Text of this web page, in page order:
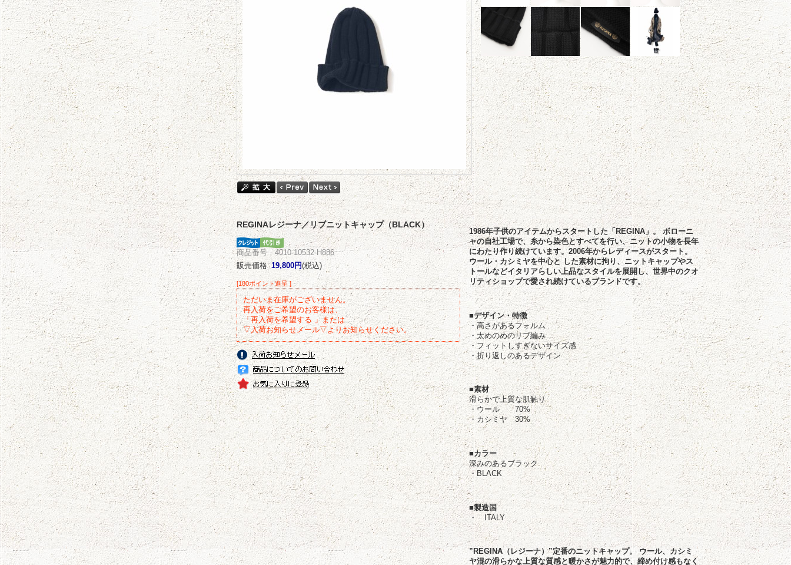
1986年子供のアイテムからスタートした「REGINA」。 ボローニ
ャの自社工場で、糸から染色とすべてを行い、ニットの小物を長年
にわたり作り続けています。2006年からレディースがスタート。
ウール・カシミヤを中心と した素材に拘り、ニットキャップやス
トールなどイタリアらしい上品なスタイルを展開し、世界中のクオ
リティショップで愛され続けているブランドです。
■デザイン・特徴
・高さがあるフォルム
・太めのめのリブ編み
・フィットしすぎないサイズ感
・折り返しのあるデザイン
■素材
滑らかで上質な肌触り
・ウール 70%
・カシミヤ 30%
■カラー
深みのあるブラック
・BLACK
■製造国
・ ITALY
”REGINA（レジーナ）”定番のニットキャップ。 ウール、カシミ
ヤ混の滑らかな上質な質感と暖かさが魅力的で、締め付け感もなく
REGINAレジーナ／リブニットキャップ（BLACK）
商品番号 4010-10532-H886
販売価格 19,800円(税込)
[180ポイント進呈 ]
ただいま在庫がございません。
再入荷をご希望のお客様は、
「再入荷を希望する 」または
▽入荷お知らせメール▽よりお知らせください。